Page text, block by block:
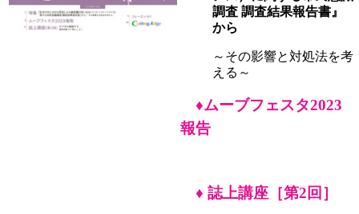
調査 調査結果報告書』
から
～その影響と対処法を考
える～
♦ムーブフェスタ2023
報告
♦ 誌上講座 ［第2 回］